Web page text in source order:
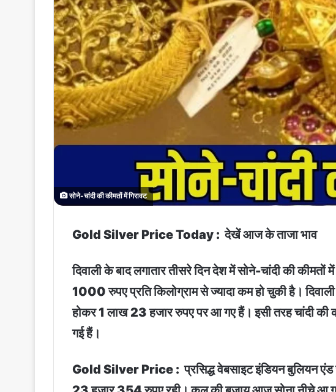
सोने-चांदी की कीमतों में गिरावट
Gold Silver Price Today : देखें आज के ताजा भाव
दिवाली के बाद लगातार तीसरे दिन देश में सोने-चांदी की
1000 रुपए प्रति किलोग्राम से ज्यादा कम हो चुकी है।
होकर 1 लाख 23 हजार रुपए पर आ गए हैं। इसी तरह चांदी
गई हैं।
Gold Silver Price : प्रसिद्ध वेबसाइट इंडियन बुलियन